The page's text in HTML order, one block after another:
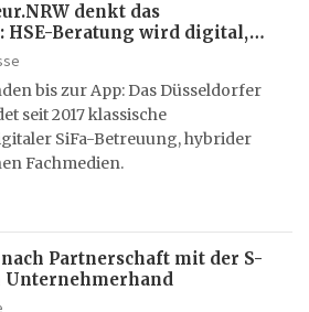
denkt das
HSE-Beratung wird digital,
bis zur App: Das Düsseldorfer
seit 2017 klassische
SiFa-Betreuung, hybrider
Fachmedien.
Partnerschaft mit der S-
Unternehmerhand